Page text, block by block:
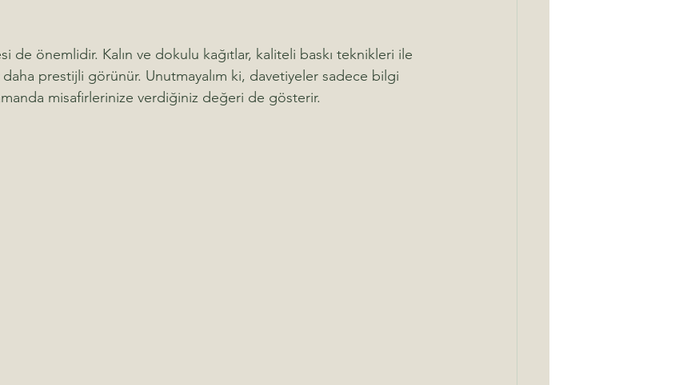
de önemlidir. Kalın ve dokulu kağıtlar, kaliteli baskı teknikleri ile
prestijli görünür. Unutmayalım ki, davetiyeler sadece bilgi
misafirlerinize verdiğiniz değeri de gösterir.